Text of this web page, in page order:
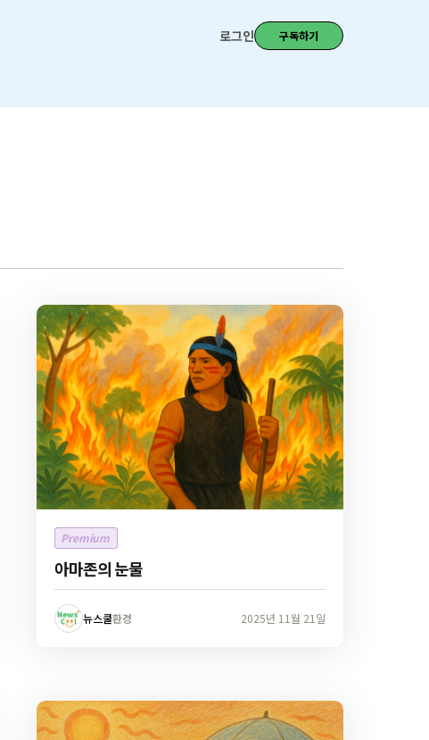
로그인 구독하기
Premium
아마존의 눈물
뉴스쿨환경 2025년 11월 21일